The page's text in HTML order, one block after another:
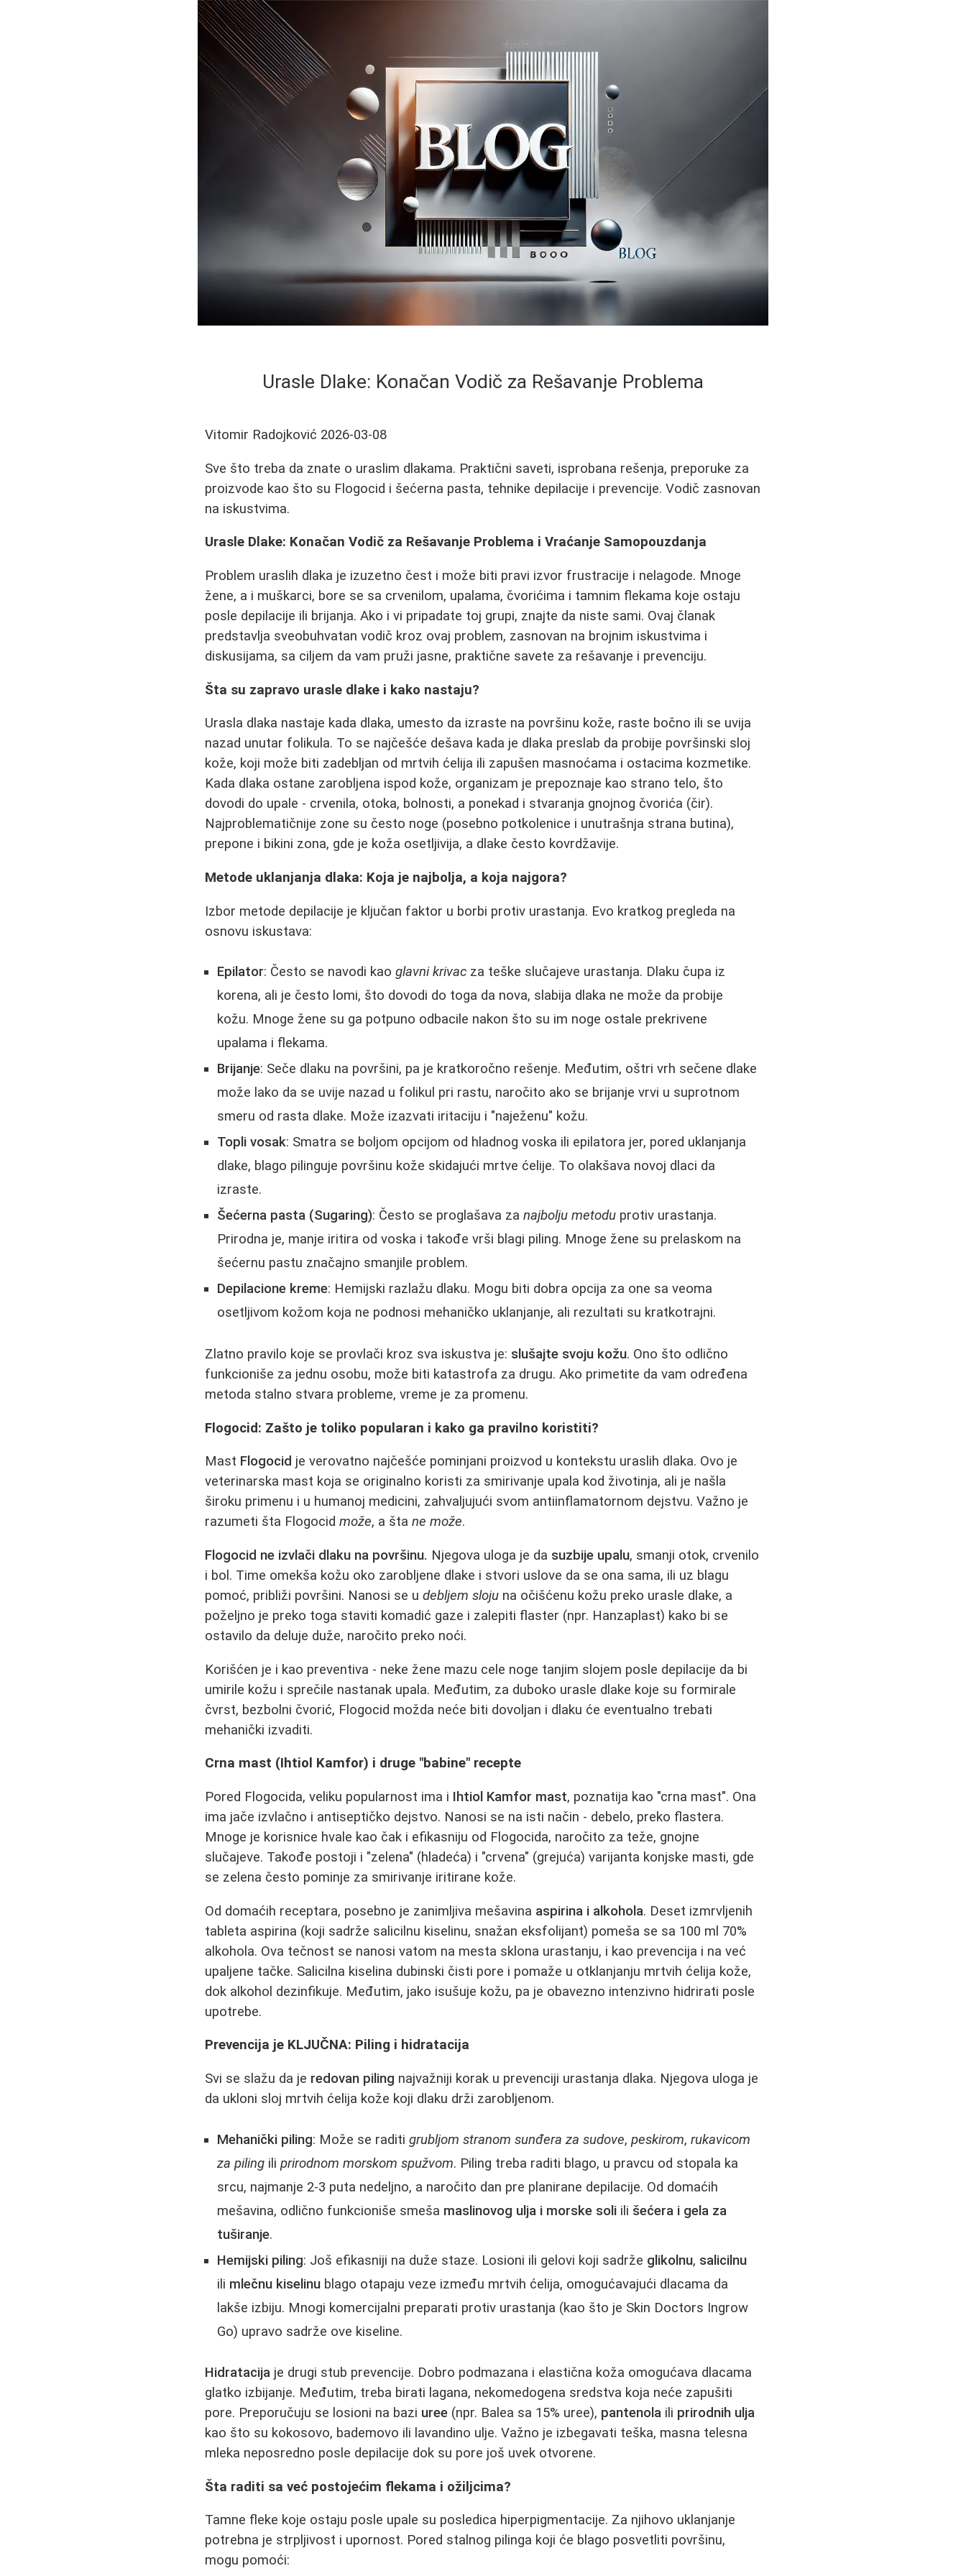
Urasle Dlake: Konačan Vodič za Rešavanje Problema
Vitomir Radojković 2026-03-08
Sve što treba da znate o uraslim dlakama. Praktični saveti, isprobana rešenja, preporuke za
proizvode kao što su Flogocid i šećerna pasta, tehnike depilacije i prevencije. Vodič zasnovan
na iskustvima.
Urasle Dlake: Konačan Vodič za Rešavanje Problema i Vraćanje Samopouzdanja
Problem uraslih dlaka je izuzetno čest i može biti pravi izvor frustracije i nelagode. Mnoge
žene, a i muškarci, bore se sa crvenilom, upalama, čvorićima i tamnim flekama koje ostaju
posle depilacije ili brijanja. Ako i vi pripadate toj grupi, znajte da niste sami. Ovaj članak
predstavlja sveobuhvatan vodič kroz ovaj problem, zasnovan na brojnim iskustvima i
diskusijama, sa ciljem da vam pruži jasne, praktične savete za rešavanje i prevenciju.
Šta su zapravo urasle dlake i kako nastaju?
Urasla dlaka nastaje kada dlaka, umesto da izraste na površinu kože, raste bočno ili se uvija
nazad unutar folikula. To se najčešće dešava kada je dlaka preslab da probije površinski sloj
kože, koji može biti zadebljan od mrtvih ćelija ili zapušen masnoćama i ostacima kozmetike.
Kada dlaka ostane zarobljena ispod kože, organizam je prepoznaje kao strano telo, što
dovodi do upale - crvenila, otoka, bolnosti, a ponekad i stvaranja gnojnog čvorića (čir).
Najproblematičnije zone su često noge (posebno potkolenice i unutrašnja strana butina),
prepone i bikini zona, gde je koža osetljivija, a dlake često kovrdžavije.
Metode uklanjanja dlaka: Koja je najbolja, a koja najgora?
Izbor metode depilacije je ključan faktor u borbi protiv urastanja. Evo kratkog pregleda na
osnovu iskustava:
Epilator: Često se navodi kaoglavni krivac za teške slučajeve urastanja. Dlaku čupa iz
korena, ali je često lomi, što dovodi do toga da nova, slabija dlaka ne može da probije
kožu. Mnoge žene su ga potpuno odbacile nakon što su im noge ostale prekrivene
upalama i flekama.
Brijanje: Seče dlaku na površini, pa je kratkoročno rešenje. Međutim, oštri vrh sečene dlake
može lako da se uvije nazad u folikul pri rastu, naročito ako se brijanje vrvi u suprotnom
smeru od rasta dlake. Može izazvati iritaciju i "naježenu" kožu.
Topli vosak: Smatra se boljom opcijom od hladnog voska ili epilatora jer, pored uklanjanja
dlake, blago pilinguje površinu kože skidajući mrtve ćelije. To olakšava novoj dlaci da
izraste.
Šećerna pasta (Sugaring): Često se proglašava zanajbolju metodu protiv urastanja.
Prirodna je, manje iritira od voska i takođe vrši blagi piling. Mnoge žene su prelaskom na
šećernu pastu značajno smanjile problem.
Depilacione kreme: Hemijski razlažu dlaku. Mogu biti dobra opcija za one sa veoma
osetljivom kožom koja ne podnosi mehaničko uklanjanje, ali rezultati su kratkotrajni.
Zlatno pravilo koje se provlači kroz sva iskustva je: slušajte svoju kožu. Ono što odlično
funkcioniše za jednu osobu, može biti katastrofa za drugu. Ako primetite da vam određena
metoda stalno stvara probleme, vreme je za promenu.
Flogocid: Zašto je toliko popularan i kako ga pravilno koristiti?
Mast Flogocid je verovatno najčešće pominjani proizvod u kontekstu uraslih dlaka. Ovo je
veterinarska mast koja se originalno koristi za smirivanje upala kod životinja, ali je našla
široku primenu i u humanoj medicini, zahvaljujući svom antiinflamatornom dejstvu. Važno je
razumeti šta Flogocidmože, a štane može.
Flogocid ne izvlači dlaku na površinu. Njegova uloga je da suzbije upalu, smanji otok, crvenilo
i bol. Time omekša kožu oko zarobljene dlake i stvori uslove da se ona sama, ili uz blagu
pomoć, približi površini. Nanosi se udebljem sloju na očišćenu kožu preko urasle dlake, a
poželjno je preko toga staviti komadić gaze i zalepiti flaster (npr. Hanzaplast) kako bi se
ostavilo da deluje duže, naročito preko noći.
Korišćen je i kao preventiva - neke žene mazu cele noge tanjim slojem posle depilacije da bi
umirile kožu i sprečile nastanak upala. Međutim, za duboko urasle dlake koje su formirale
čvrst, bezbolni čvorić, Flogocid možda neće biti dovoljan i dlaku će eventualno trebati
mehanički izvaditi.
Crna mast (Ihtiol Kamfor) i druge "babine" recepte
Pored Flogocida, veliku popularnost ima i Ihtiol Kamfor mast, poznatija kao "crna mast". Ona
ima jače izvlačno i antiseptičko dejstvo. Nanosi se na isti način - debelo, preko flastera.
Mnoge je korisnice hvale kao čak i efikasniju od Flogocida, naročito za teže, gnojne
slučajeve. Takođe postoji i "zelena" (hladeća) i "crvena" (grejuća) varijanta konjske masti, gde
se zelena često pominje za smirivanje iritirane kože.
Od domaćih receptara, posebno je zanimljiva mešavina aspirina i alkohola. Deset izmrvljenih
tableta aspirina (koji sadrže salicilnu kiselinu, snažan eksfolijant) pomeša se sa 100 ml 70%
alkohola. Ova tečnost se nanosi vatom na mesta sklona urastanju, i kao prevencija i na već
upaljene tačke. Salicilna kiselina dubinski čisti pore i pomaže u otklanjanju mrtvih ćelija kože,
dok alkohol dezinfikuje. Međutim, jako isušuje kožu, pa je obavezno intenzivno hidrirati posle
upotrebe.
Prevencija je KLJUČNA: Piling i hidratacija
Svi se slažu da je redovan piling najvažniji korak u prevenciji urastanja dlaka. Njegova uloga je
da ukloni sloj mrtvih ćelija kože koji dlaku drži zarobljenom.
Mehanički piling: Može se raditigrubljom stranom sunđera za sudove,peskirom,rukavicom
za piling iliprirodnom morskom spužvom. Piling treba raditi blago, u pravcu od stopala ka
srcu, najmanje 2-3 puta nedeljno, a naročito dan pre planirane depilacije. Od domaćih
mešavina, odlično funkcioniše smeša maslinovog ulja i morske soli ili šećera i gela za
tuširanje.
Hemijski piling: Još efikasniji na duže staze. Losioni ili gelovi koji sadrže glikolnu, salicilnu
ili mlečnu kiselinu blago otapaju veze između mrtvih ćelija, omogućavajući dlacama da
lakše izbiju. Mnogi komercijalni preparati protiv urastanja (kao što je Skin Doctors Ingrow
Go) upravo sadrže ove kiseline.
Hidratacija je drugi stub prevencije. Dobro podmazana i elastična koža omogućava dlacama
glatko izbijanje. Međutim, treba birati lagana, nekomedogena sredstva koja neće zapušiti
pore. Preporučuju se losioni na bazi uree (npr. Balea sa 15% uree), pantenola ili prirodnih ulja
kao što su kokosovo, bademovo ili lavandino ulje. Važno je izbegavati teška, masna telesna
mleka neposredno posle depilacije dok su pore još uvek otvorene.
Šta raditi sa već postojećim flekama i ožiljcima?
Tamne fleke koje ostaju posle upale su posledica hiperpigmentacije. Za njihovo uklanjanje
potrebna je strpljivost i upornost. Pored stalnog pilinga koji će blago posvetliti površinu,
mogu pomoći: